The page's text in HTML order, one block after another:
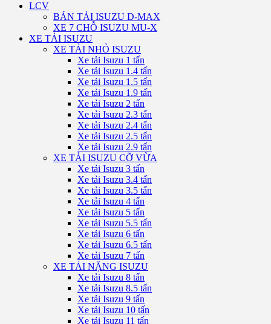
LCV
BÁN TẢI ISUZU D-MAX
XE 7 CHỖ ISUZU MU-X
XE TẢI ISUZU
XE TẢI NHỎ ISUZU
Xe tải Isuzu 1 tấn
Xe tải Isuzu 1.4 tấn
Xe tải Isuzu 1.5 tấn
Xe tải Isuzu 1.9 tấn
Xe tải Isuzu 2 tấn
Xe tải Isuzu 2.3 tấn
Xe tải Isuzu 2.4 tấn
Xe tải Isuzu 2.5 tấn
Xe tải Isuzu 2.9 tấn
XE TẢI ISUZU CỠ VỪA
Xe tải Isuzu 3 tấn
Xe tải Isuzu 3.4 tấn
Xe tải Isuzu 3.5 tấn
Xe tải Isuzu 4 tấn
Xe tải Isuzu 5 tấn
Xe tải Isuzu 5.5 tấn
Xe tải Isuzu 6 tấn
Xe tải Isuzu 6.5 tấn
Xe tải Isuzu 7 tấn
XE TẢI NẶNG ISUZU
Xe tải Isuzu 8 tấn
Xe tải Isuzu 8.5 tấn
Xe tải Isuzu 9 tấn
Xe tải Isuzu 10 tấn
Xe tải Isuzu 11 tấn